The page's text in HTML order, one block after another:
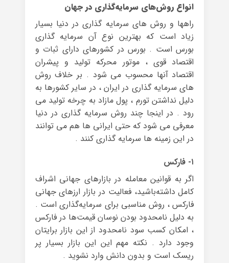
انواع روش‌های سرمایه‌گذاری در جهان
راهها و روش های سرمایه گذاری در دنیا بسیار
زیاد است که بهترین نوع آن سرمایه گذاری
بورس است . بورس در کشورهای دارای ثبات و
اقتصاد قوی ، موتور محرکه تولید و پیشران
اقتصاد آنها محسوب می شود . بر خلاف روش
های سرمایه گذاری در ایران ، در سایر کشورها به
دلیل نداشتن تورم ، پول مازاد به چرخه تولید می
رود . در اینجا چند روش سرمایه گذاری در دنیا
معرفی می شود که حتی ایرانی ها هم می توانند
در این زمینه ها سرمایه گذاری کنند .
۱- فارکس
اگر به قوانین معامله در بازارهای جهانی اشراف
کامل داشته‌باشید، فعالیت در بازار ارزهای جهانی
فارکس ، روش مناسبی برای سرمایه‌گذاری است .
به دلیل نامحدود بودن نوسان قیمت‌ها در فارکس
، امکان کسب سود نامحدود از این بازار برایتان
وجود دارد . نکته مهم این این بازار بسیار پر
ریسک است و بدون دانش وارد نشوید .